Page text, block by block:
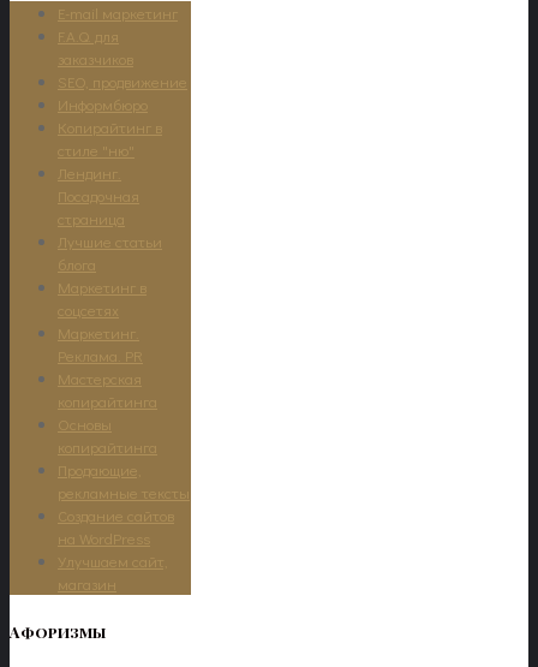
E-mail маркетинг
F.A.Q. для
заказчиков
SEO, продвижение
Информбюро
Копирайтинг в
стиле "ню"
Лендинг.
Посадочная
страница
Лучшие статьи
блога
Маркетинг в
соцсетях
Маркетинг.
Реклама. PR
Мастерская
копирайтинга
Основы
копирайтинга
Продающие,
рекламные тексты
Создание сайтов
на WordPress
Улучшаем сайт,
магазин
Афоризмы